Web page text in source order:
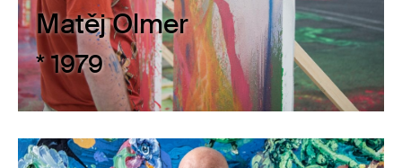
Matěj Olmer
* 1979